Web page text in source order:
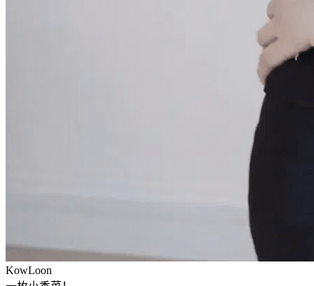
KowLoon